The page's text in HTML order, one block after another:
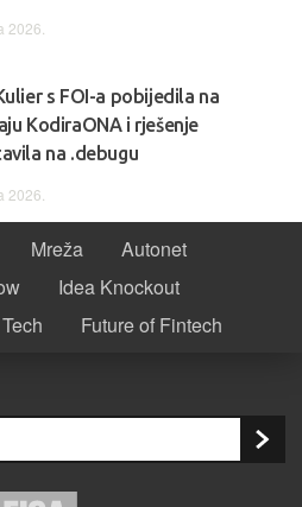
2026.
s FOI-a pobijedila na
KodiraONA i rješenje
na .debugu
2026.
Mreža
Autonet
Idea Knockout
Future of Fintech